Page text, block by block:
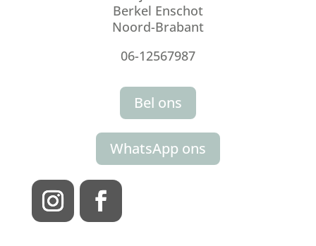
Berkel Enschot
Noord-Brabant
06-12567987
Bel ons
WhatsApp ons